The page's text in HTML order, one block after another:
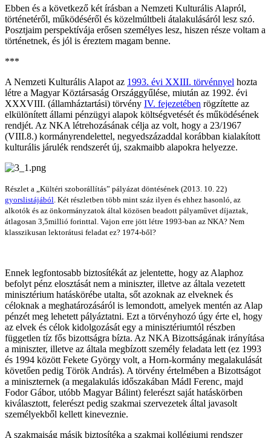
Ebben és a következő két írásban a Nemzeti Kulturális Alapról,
történetéről, működéséről és közelmúltbeli átalakulásáról lesz szó.
Posztjaim perspektívája erősen személyes lesz, hiszen része voltam a
történetnek, és jól is éreztem magam benne.
***
A Nemzeti Kulturális Alapot az 1993. évi XXIII. törvénnyel hozta
létre a Magyar Köztársaság Országgyűlése, miután az 1992. évi
XXXVIII. (államháztartási) törvény IV. fejezetében rögzítette az
elkülönített állami pénzügyi alapok költségvetését és működésének
rendjét. Az NKA létrehozásának célja az volt, hogy a 23/1967
(VIII.8.) kormányrendelettel, negyedszázaddal korábban kialakított
kulturális járulék rendszerét új, szakmaibb alapokra helyezze.
Részlet a „Kültéri szoborállítás” pályázat döntésének (2013. 10. 22)
gyorslistájából . Két részletben több mint száz ilyen és ehhez hasonló, az
alkotók és az önkormányzatok által közösen beadott pályaművet díjaztak,
átlagosan 3,5millió forinttal. Vajon erre jött létre 1993-ban az NKA? Nem
klasszikusan lektorátusi feladat ez? 1974-ből?
Ennek legfontosabb biztosítékát az jelentette, hogy az Alaphoz
befolyt pénz elosztását nem a miniszter, illetve az általa vezetett
minisztérium hatáskörébe utalta, sőt azoknak az elveknek és
céloknak a meghatározásáról is lemondott, amelyek mentén az Alap
pénzét meg lehetett pályáztatni. Ezt a törvényhozó úgy érte el, hogy
az elvek és célok kidolgozását egy a minisztériumtól részben
független tíz fős bizottságra bízta. Az NKA Bizottságának irányítása
a miniszter, illetve az általa megbízott személy feladata lett (ez 1993
és 1994 között Fekete György volt, a Horn-kormány megalakulását
követően pedig Török András). A törvény értelmében a Bizottságot
a miniszternek (a megalakulás időszakában Mádl Ferenc, majd
Fodor Gábor, utóbb Magyar Bálint) felerészt saját hatáskörben
kiválasztott, felerészt pedig szakmai szervezetek által javasolt
személyekből kellett kineveznie.
A szakmaiság másik biztosítéka a szakmai kollégiumi rendszer